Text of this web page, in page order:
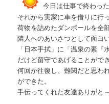
今日は仕事で終わっ
それから実家に車を借りに行
荷物を詰めたダンボールを全
隣人へのあいさつとして面白
「日本手拭」に「温泉の素『
だけど留守であげることがで
何回か往復し、難関だと思わ
ができた。
手伝ってくれた友達ありがと～